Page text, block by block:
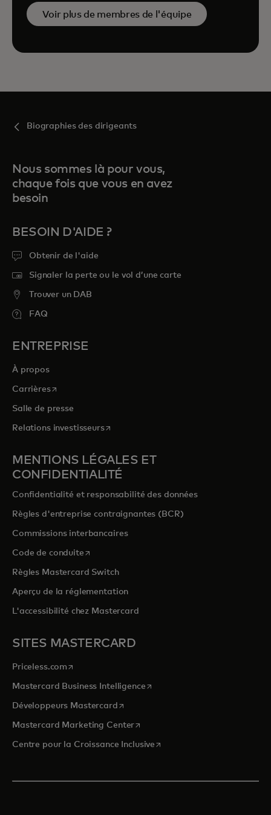
Voir plus de membres de l'équipe
Biographies des dirigeants
Nous sommes là pour vous,
chaque fois que vous en avez
besoin
BESOIN D'AIDE ?
Obtenir de l'aide
Signaler la perte ou le vol d’une carte
Trouver un DAB
FAQ
ENTREPRISE
À propos
Carrièress’ouvre dans un nouvel onglet
Salle de presse
Relations investisseurss’ouvre dans un nouvel onglet
MENTIONS LÉGALES ET
CONFIDENTIALITÉ
Confidentialité et responsabilité des données
Règles d'entreprise contraignantes (BCR)
Commissions interbancaires
Code de conduites’ouvre dans un nouvel onglet
Règles Mastercard Switch
Aperçu de la réglementation
L'accessibilité chez Mastercard
SITES MASTERCARD
Priceless.com s’ouvre dans un nouvel onglet
Mastercard Business Intelligences’ouvre dans un nouvel onglet
Développeurs Mastercards’ouvre dans un nouvel onglet
Mastercard Marketing Centers’ouvre dans un nouvel onglet
Centre pour la Croissance Inclusive s’ouvre dans un nouvel